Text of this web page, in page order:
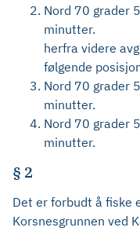
Nord 70 grader
minutter.
herfra videre
følgende
Nord 70 grader
minutter.
Nord 70 grader
minutter.
§ 2
Det er forbudt å fiske
Korsnesgrunnen ved